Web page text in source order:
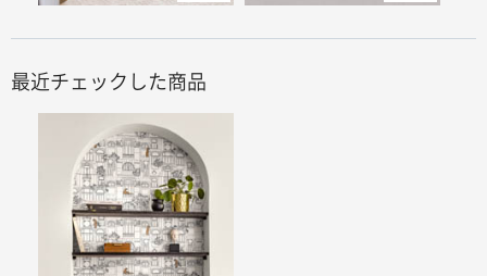
最近チェックした商品